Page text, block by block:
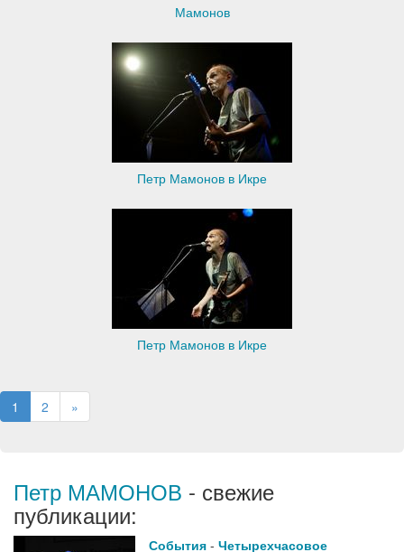
Мамонов
Петр Мамонов в Икре
Петр Мамонов в Икре
1 2 »
Петр МАМОНОВ - свежие
публикации:
События - Четырехчасовое